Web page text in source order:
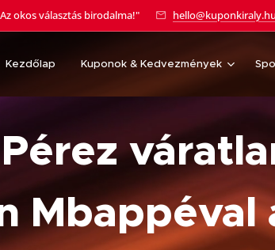
okos választás birodalma!" hello@kuponkiraly.hu
Kezdőlap Kuponok & Kedvezmények
Mbappéval